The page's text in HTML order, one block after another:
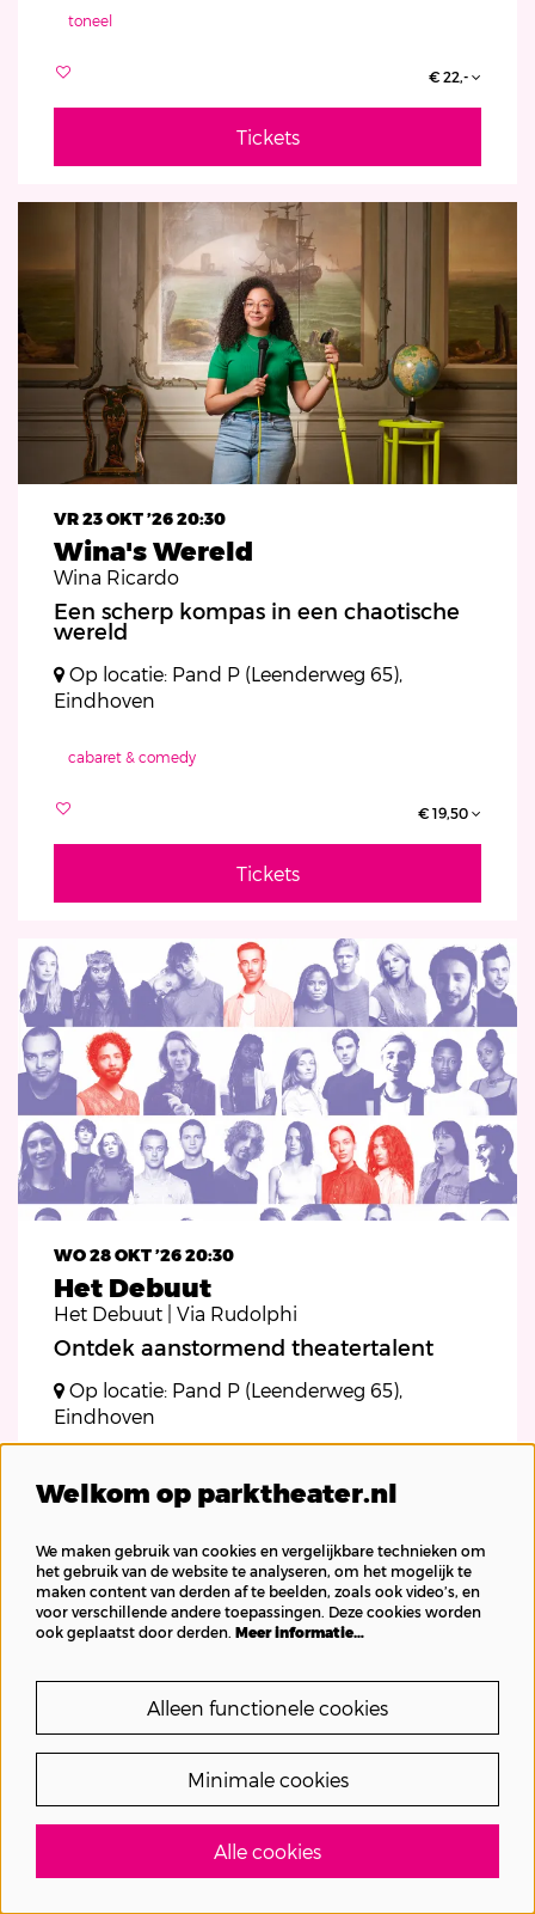
toneel
€ 22,-
Tickets
Wina's Wereld
Wina Ricardo
VR 23 OKT ’2620:30
Een scherp kompas in een chaotische
wereld
Op locatie: Pand P (Leenderweg 65),
Eindhoven
cabaret & comedy
€ 19,50
Tickets
Het Debuut
Het Debuut | Via Rudolphi
WO 28 OKT ’2620:30
Ontdek aanstormend theatertalent
Op locatie: Pand P (Leenderweg 65),
Eindhoven
Tickets
Inzoomen
Welkom op parktheater.nl
We maken gebruik van cookies en vergelijkbare technieken om
het gebruik van de website te analyseren, om het mogelijk te
maken content van derden af te beelden, zoals ook video’s, en
voor verschillende andere toepassingen. Deze cookies worden
ook geplaatst door derden. Meer informatie…
Alleen functionele cookies
Minimale cookies
Alle cookies